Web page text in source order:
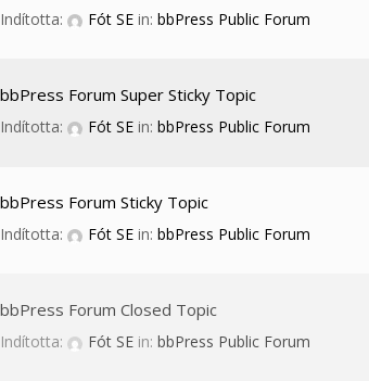
Indította: Fót SE in: bbPress Public Forum
bbPress Forum Super Sticky Topic
Indította: Fót SE in: bbPress Public Forum
bbPress Forum Sticky Topic
Indította: Fót SE in: bbPress Public Forum
bbPress Forum Closed Topic
Indította: Fót SE in: bbPress Public Forum